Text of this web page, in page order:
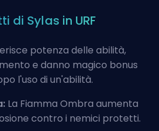
di Sylas in URF
potenza delle abilità,
e danno magico bonus
l'uso di un'abilità.
La Fiamma Ombra aumenta
contro i nemici protetti.